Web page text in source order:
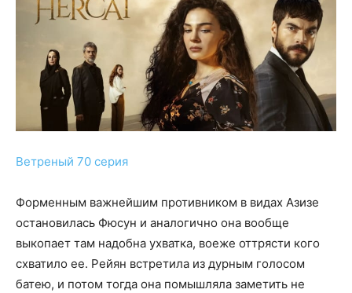
Ветреный 70 серия
Форменным важнейшим противником в видах Азизе
остановилась Фюсун и аналогично она вообще
выкопает там надобна ухватка, воеже оттрясти кого
схватило ее. Рейян встретила из дурным голосом
батею, и потом тогда она помышляла заметить не